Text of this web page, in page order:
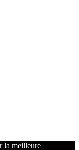
la meilleure